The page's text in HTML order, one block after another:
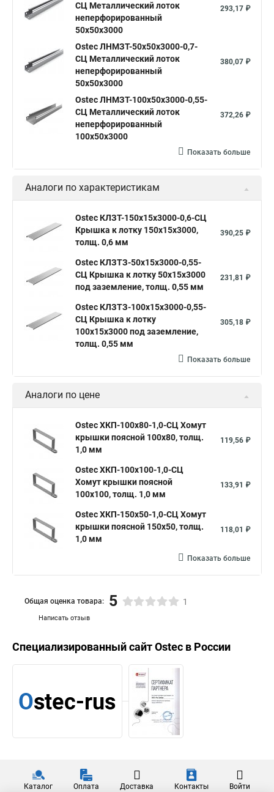
СЦ Металлический лоток
неперфорированный
50х50х3000
293,17 ₽
Ostec ЛНМЗТ-50х50х3000-0,7-
СЦ Металлический лоток
неперфорированный
50х50х3000
380,07 ₽
Ostec ЛНМЗТ-100х50х3000-0,55-
СЦ Металлический лоток
неперфорированный
100х50х3000
372,26 ₽
Показать больше
Аналоги по характеристикам
Ostec КЛЗТ-150х15х3000-0,6-СЦ
Крышка к лотку 150х15х3000,
толщ. 0,6 мм
390,25 ₽
Ostec КЛЗТЗ-50х15х3000-0,55-
СЦ Крышка к лотку 50х15х3000
под заземление, толщ. 0,55 мм
231,81 ₽
Ostec КЛЗТЗ-100х15х3000-0,55-
СЦ Крышка к лотку
100х15х3000 под заземление,
толщ. 0,55 мм
305,18 ₽
Показать больше
Аналоги по цене
Ostec ХКП-100х80-1,0-СЦ Хомут
крышки поясной 100х80, толщ.
1,0 мм
119,56 ₽
Ostec ХКП-100х100-1,0-СЦ
Хомут крышки поясной
100х100, толщ. 1,0 мм
133,91 ₽
Ostec ХКП-150х50-1,0-СЦ Хомут
крышки поясной 150х50, толщ.
1,0 мм
118,01 ₽
Показать больше
Написать отзыв
Общая оценка товара: 5 1
Специализированный сайтOstec в России
Каталог Оплата Доставка Контакты Войти